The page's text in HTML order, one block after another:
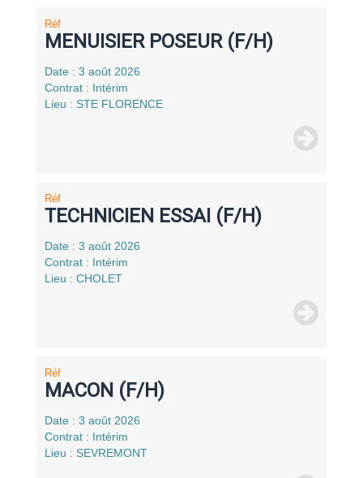
Réf
MENUISIER POSEUR (F/H)
Date : 3 août 2026
Contrat : Intérim
Lieu : STE FLORENCE
Réf
TECHNICIEN ESSAI (F/H)
Date : 3 août 2026
Contrat : Intérim
Lieu : CHOLET
Réf
MACON (F/H)
Date : 3 août 2026
Contrat : Intérim
Lieu : SEVREMONT